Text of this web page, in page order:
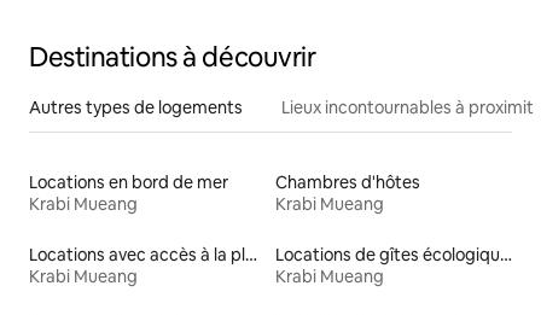
Destinations à découvrir
Autres types de logements Lieux incontournables à
Locations en bord de mer
Krabi Mueang
Chambres d'hôtes
Krabi Mueang
Locations avec accès à la plage
Krabi Mueang
Locations de gîtes écologiques
Krabi Mueang